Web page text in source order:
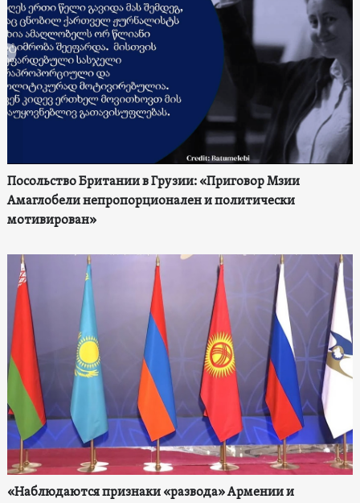
Посольство Британии в Грузии: «Приговор Мзии
Амаглобели непропорционален и политически
мотивирован»
«Наблюдаются признаки «развода» Армении и